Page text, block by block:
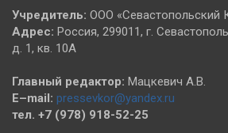
Учредитель: ООО «Севастопольский
Адрес: Россия, 299011, г.
д. 1, кв. 10А
Главный редактор: Мацкевич А.В.
E–mail: pressevkor@yandex.ru
тел. +7 (978) 918-52-25